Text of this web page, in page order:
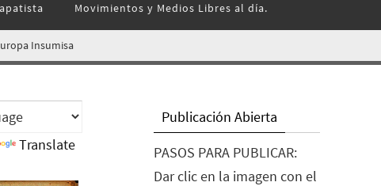
Movimientos y Medios Libres al día.
Insumisa
Translate
Publicación Abierta
PASOS PARA PUBLICAR:
Dar clic en la imagen con el